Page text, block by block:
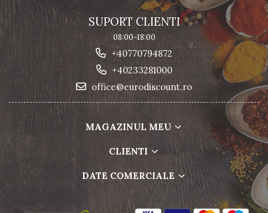
SUPORT CLIENTI
08:00-18:00
+40770794872
+40233281000
office@eurodiscount.ro
MAGAZINUL MEU
CLIENTI
DATE COMERCIALE